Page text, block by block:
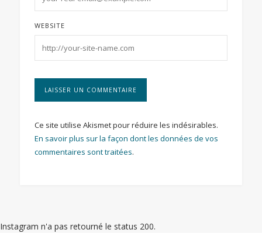
WEBSITE
Ce site utilise Akismet pour réduire les indésirables.
En savoir plus sur la façon dont les données de vos
commentaires sont traitées.
Instagram n'a pas retourné le status 200.